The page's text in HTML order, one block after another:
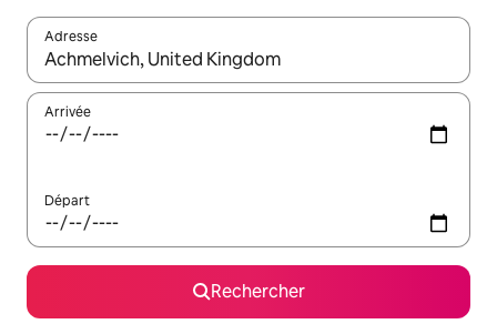
Adresse
Lorsque les résultats s'affichent, utilisez les flèches vers le
Arrivée
Départ
Rechercher